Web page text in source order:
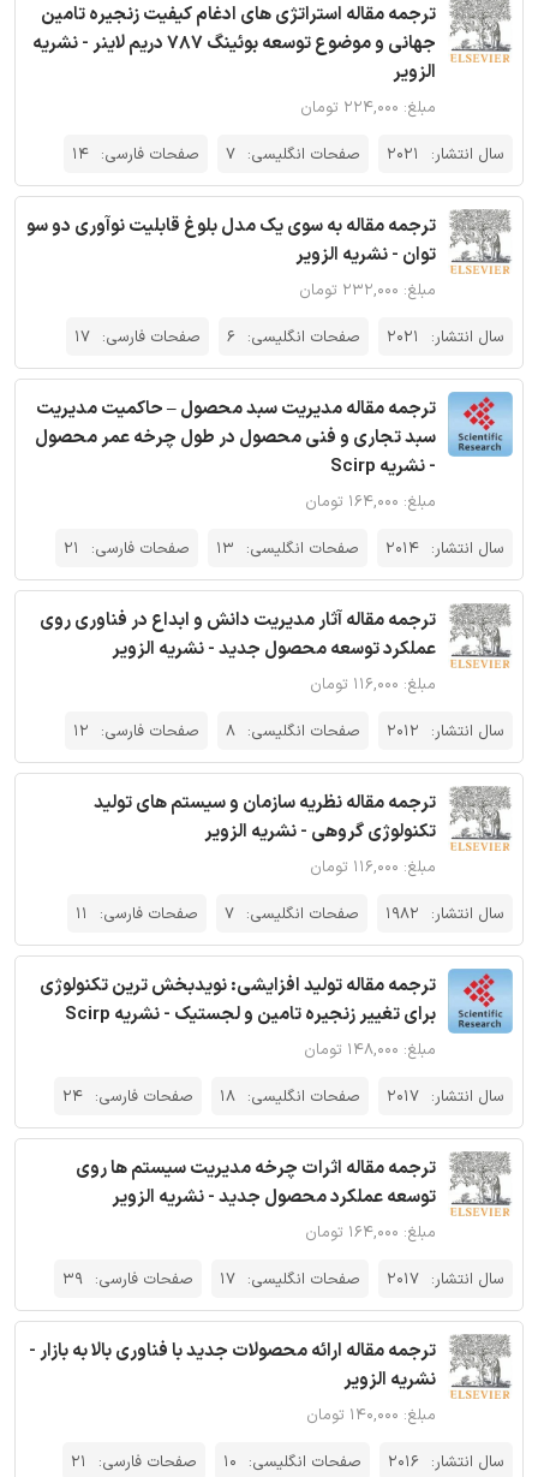
ترجمه مقاله استراتژی های ادغام کیفیت زنجیره تامین
جهانی و موضوع توسعه بوئینگ ۷۸۷ دریم لاینر - نشریه
الزویر
مبلغ: ۲۲۴,۰۰۰ تومان
سال انتشار:
2021 صفحات انگلیسی: 7 صفحات فارسی: 14
ترجمه مقاله به سوی یک مدل بلوغ قابلیت نوآوری دو سو
توان - نشریه الزویر
مبلغ: ۲۳۲,۰۰۰ تومان
سال انتشار:
2021 صفحات انگلیسی: 6 صفحات فارسی: 17
ترجمه مقاله مدیریت سبد محصول – حاکمیت مدیریت
سبد تجاری و فنی محصول در طول چرخه عمر محصول
- نشریه Scirp
مبلغ: ۱۶۴,۰۰۰ تومان
سال انتشار: 2014 صفحات انگلیسی: 13 صفحات فارسی: 21
ترجمه مقاله آثار مدیریت دانش و ابداع در فناوری روی
عملکرد توسعه محصول جدید - نشریه الزویر
مبلغ: ۱۱۶,۰۰۰ تومان
سال انتشار: 2012 صفحات انگلیسی: 8 صفحات فارسی: 12
ترجمه مقاله نظریه سازمان و سیستم های تولید
تکنولوژی گروهی - نشریه الزویر
مبلغ: ۱۱۶,۰۰۰ تومان
سال انتشار: 1982 صفحات انگلیسی: 7 صفحات فارسی: 11
ترجمه مقاله تولید افزایشی: نویدبخش ترین تکنولوژی
برای تغییر زنجیره تامین و لجستیک - نشریه Scirp
مبلغ: ۱۴۸,۰۰۰ تومان
سال انتشار: 2017 صفحات انگلیسی: 18 صفحات فارسی: 24
ترجمه مقاله اثرات چرخه مدیریت سیستم ها روی
توسعه عملکرد محصول جدید - نشریه الزویر
مبلغ: ۱۶۴,۰۰۰ تومان
سال انتشار: 2017 صفحات انگلیسی: 17 صفحات فارسی: 39
ترجمه مقاله ارائه محصولات جدید با فناوری بالا به بازار -
نشریه الزویر
مبلغ: ۱۴۰,۰۰۰ تومان
سال انتشار: 2016 صفحات انگلیسی: 10 صفحات فارسی: 21